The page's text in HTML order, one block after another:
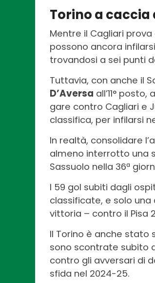
Torino a
Mentre il Cagliari
possono ancora
trovandosi a sei punti
Tuttavia, con anche il
D’Aversa all’11°
gare contro Cagliari e
classifica, per infilarsi
In realtà, consolidare
almeno interrotto una
Sassuolo nella 36ª
I 59 gol subiti dagli
classificate, e solo
vittoria – contro il Pisa
Il Torino è anche stato
sono scontrate subito
contro gli avversari di
sfida nel 2024-25.